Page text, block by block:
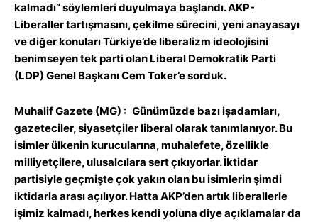
kalmadı” söylemleri duyulmaya başlandı. AKP-
Liberaller tartışmasını, çekilme sürecini, yeni anayasayı
ve diğer konuları Türkiye’de liberalizm ideolojisini
benimseyen tek parti olan Liberal Demokratik Parti
(LDP) Genel Başkanı Cem Toker’e sorduk.
Muhalif Gazete (MG) : Günümüzde bazı işadamları,
gazeteciler, siyasetçiler liberal olarak tanımlanıyor. Bu
isimler ülkenin kurucularına, muhalefete, özellikle
milliyetçilere, ulusalcılara sert çıkıyorlar. İktidar
partisiyle geçmişte çok yakın olan bu isimlerin şimdi
iktidarla arası açılıyor. Hatta AKP’den artık liberallerle
işimiz kalmadı, herkes kendi yoluna diye açıklamalar da